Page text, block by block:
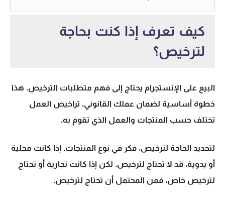
كيف تعرف إذا كنت بحاجة
لترخيص؟
البيع على الإنستجرام يحتاج إلى فهم متطلبات الترخيص. هذا
خطوة أساسية لضمان عملك القانوني. تراخيص العمل
تختلف حسب المنتجات والعمل الذي تقوم به.
لتحديد الحاجة لترخيص، فكر في نوع المنتجات. إذا كانت محلية
أو يدوية، قد لا تحتاج لترخيص. لكن إذا كانت تجارية أو تحتاج
لترخيص خاص، فمن المحتمل أن تحتاج لترخيص.